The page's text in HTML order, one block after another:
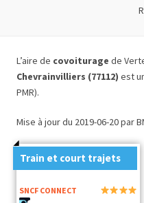
L’aire de covoiturage de
Chevrainvilliers (77112) est
PMR).
Mise à jour du 2019-06-20 par
Train et court trajets
SNCF CONNECT